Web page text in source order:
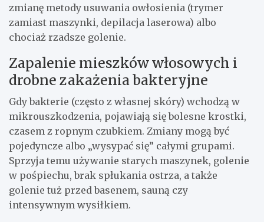
zmianę metody usuwania owłosienia (trymer
zamiast maszynki, depilacja laserowa) albo
chociaż rzadsze golenie.
Zapalenie mieszków włosowych i
drobne zakażenia bakteryjne
Gdy bakterie (często z własnej skóry) wchodzą w
mikrouszkodzenia, pojawiają się bolesne krostki,
czasem z ropnym czubkiem. Zmiany mogą być
pojedyncze albo „wysypać się” całymi grupami.
Sprzyja temu używanie starych maszynek, golenie
w pośpiechu, brak spłukania ostrza, a także
golenie tuż przed basenem, sauną czy
intensywnym wysiłkiem.